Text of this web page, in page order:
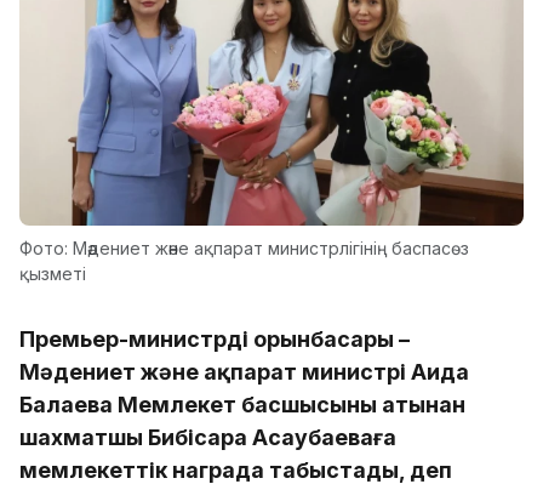
Фото: Мәдениет және ақпарат министрлігінің баспасөз
қызметі
Премьер-министрдің орынбасары –
Мәдениет және ақпарат министрі Аида
Балаева Мемлекет басшысының атынан
шахматшы Бибісара Асаубаеваға
мемлекеттік награда табыстады, деп